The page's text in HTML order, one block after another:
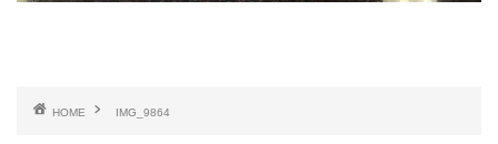
HOME IMG_9864